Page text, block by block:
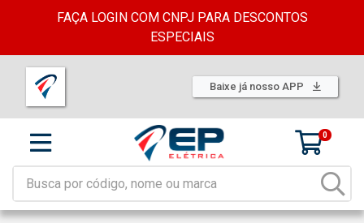
FAÇA LOGIN COM CNPJ PARA DESCONTOS
ESPECIAIS
Baixe já nosso APP
0